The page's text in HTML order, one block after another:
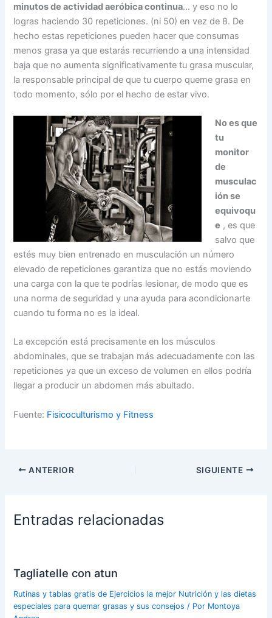
minutos de actividad aeróbica continua… y eso no lo
logras haciendo 30 repeticiones. (ni 50) en vez de 8. De
hecho estas repeticiones pueden hacer que consumas
menos grasa ya que estarás recurriendo a una intensidad
baja que no aumenta significativamente tu grasa muscular,
la responsable principal de que tu cuerpo queme grasa en
todo momento, sólo por el hecho de estar vivo.
No es que
tu
monitor
de
musculac
ión se
equivoqu
e , es que
salvo que
estés muy bien entrenado en musculación un número
elevado de repeticiones garantiza que no estás moviendo
una carga con la que te podrías lesionar, de modo que es
una norma de seguridad y una ayuda para acondicionarte
cuando tu forma no es la ideal.
La excepción está precisamente en los músculos
abdominales, que se trabajan más adecuadamente con las
repeticiones ya que un exceso de volumen en ellos podría
llegar a producir un abdomen más abultado.
Fuente: Fisicoculturismo y Fitness
ANTERIOR SIGUIENTE
Entradas relacionadas
Tagliatelle con atun
Rutinas y tablas gratis de Ejercicios la mejor Nutrición y las dietas
especiales para quemar grasas y sus consejos / Por Montoya